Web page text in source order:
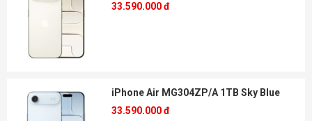
33.590.000 đ
iPhone Air MG304ZP/A 1TB Sky Blue
33.590.000 đ